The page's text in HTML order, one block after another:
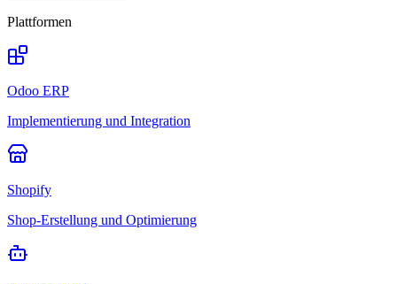
Plattformen
Odoo ERP
Implementierung und Integration
Shopify
Shop-Erstellung und Optimierung